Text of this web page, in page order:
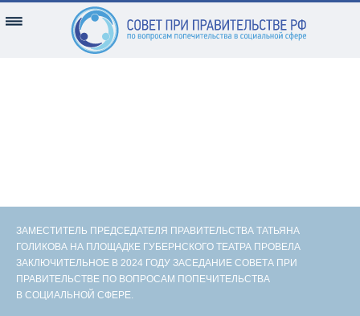
ЗАМЕСТИТЕЛЬ ПРЕДСЕДАТЕЛЯ ПРАВИТЕЛЬСТВА ТАТЬЯНА
ГОЛИКОВА НА ПЛОЩАДКЕ ГУБЕРНСКОГО ТЕАТРА ПРОВЕЛА
ЗАКЛЮЧИТЕЛЬНОЕ В 2024 ГОДУ ЗАСЕДАНИЕ СОВЕТА ПРИ
ПРАВИТЕЛЬСТВЕ ПО ВОПРОСАМ ПОПЕЧИТЕЛЬСТВА
В СОЦИАЛЬНОЙ СФЕРЕ.